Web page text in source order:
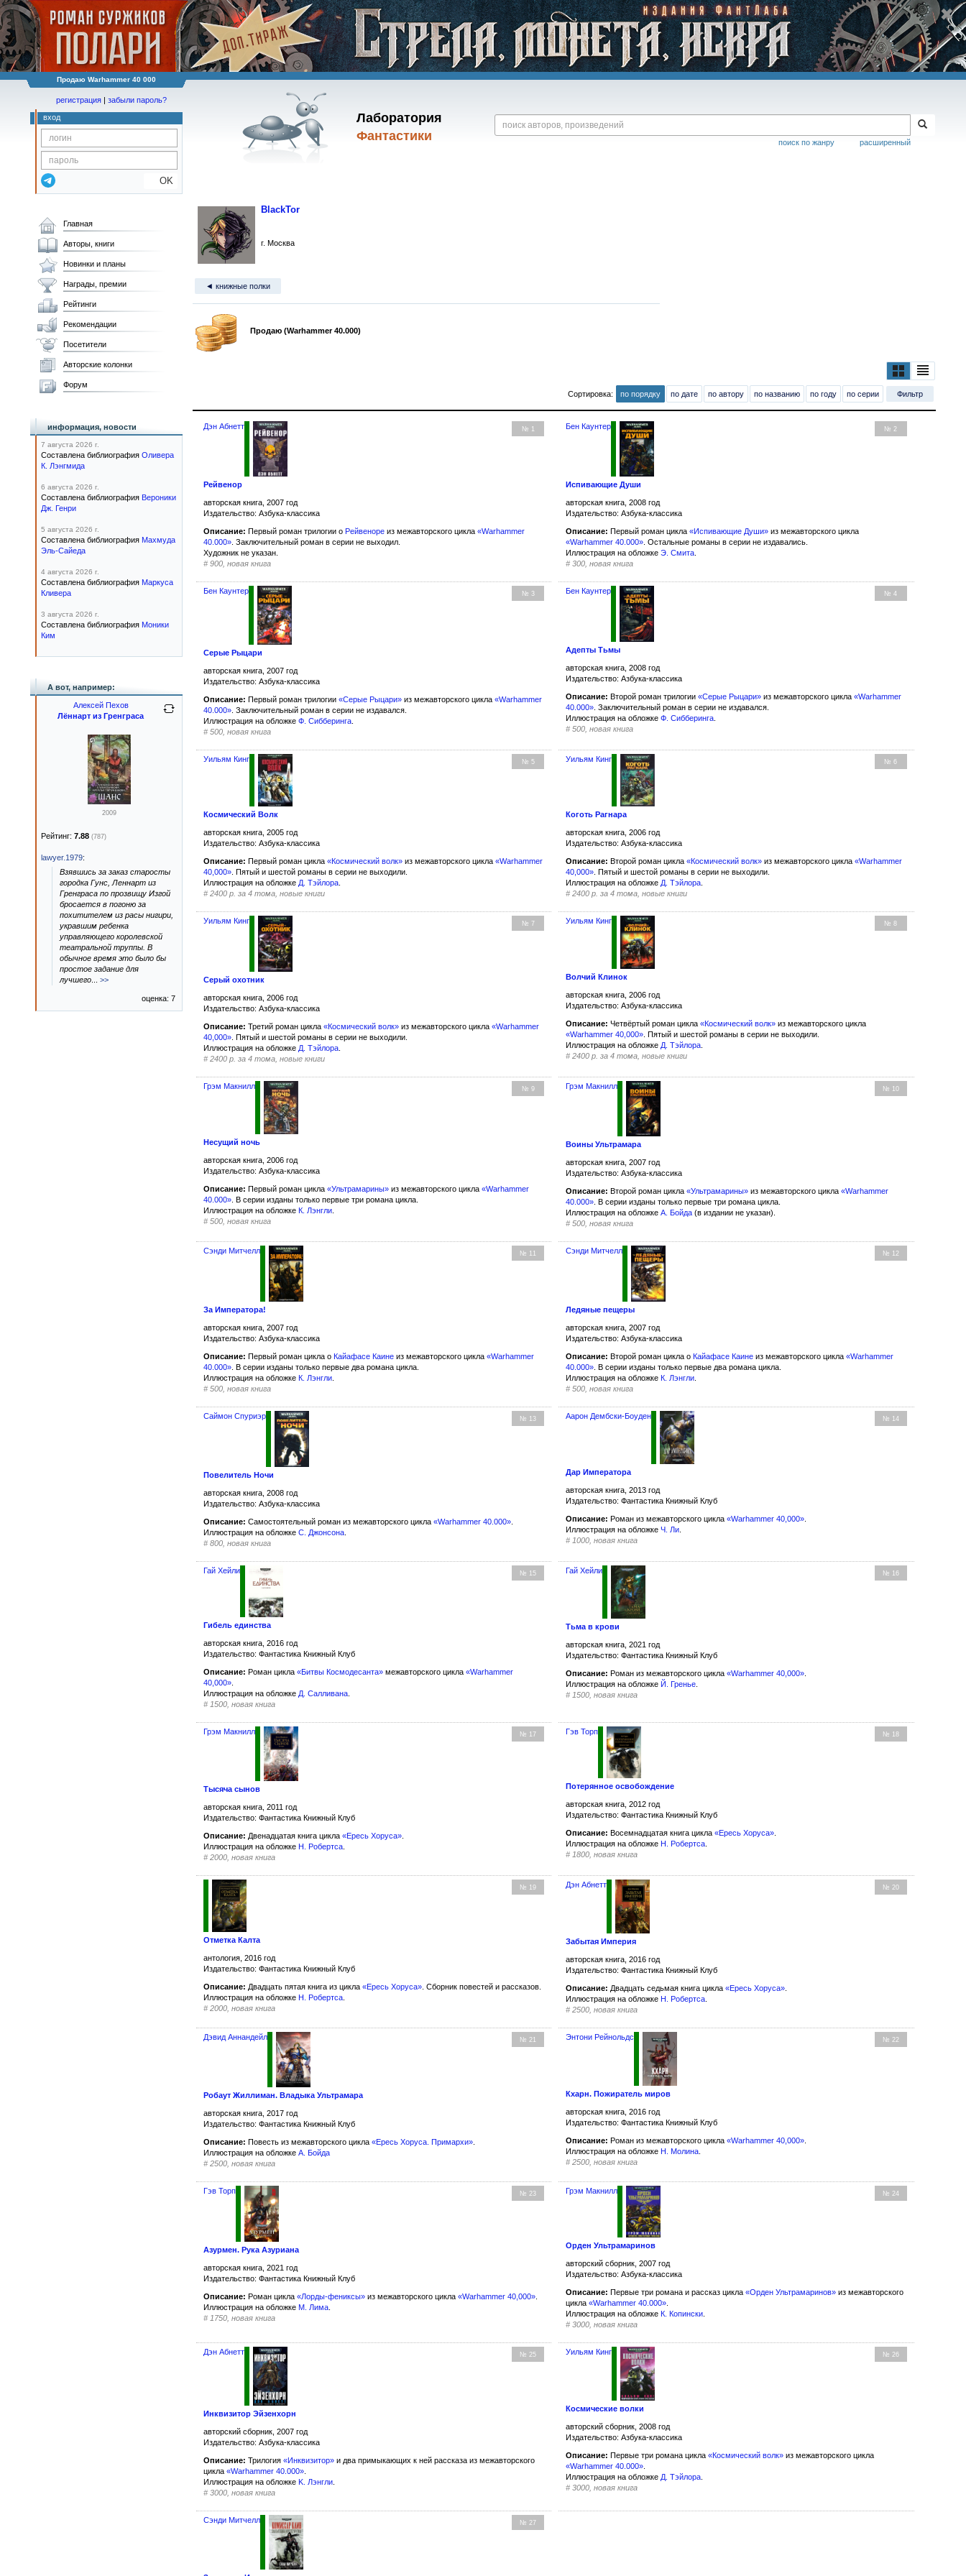
Продаю Warhammer 40 000
Лаборатория
Фантастики
расширенный
поиск по жанру
регистрация | забыли пароль?
вход
OK
BlackTor
г. Москва
◄ книжные полки
Продаю (Warhammer 40.000)
Сортировка: по порядку по дате по автору по названию по году по серии Фильтр
№ 1
Дэн Абнетт
Рейвенор
авторская книга, 2007 год
Издательство: Азбука-классика
Описание: Первый роман трилогии о Рейвеноре из межавторского цикла «Warhammer
40.000» . Заключительный роман в серии не выходил.
Художник не указан.
# 900, новая книга
№ 2
Бен Каунтер
Испивающие Души
авторская книга, 2008 год
Издательство: Азбука-классика
Описание: Первый роман цикла«Испивающие Души» из межавторского цикла
«Warhammer 40.000» . Остальные романы в серии не издавались.
Иллюстрация на обложкеЭ. Смита
#300, новая книга
№ 3
Бен Каунтер
Серые Рыцари
авторская книга, 2007 год
Издательство: Азбука-классика
Описание: Первый роман трилогии «Серые Рыцари» из межавторского цикла «Warhammer
40.000» . Заключительный роман в серии не издавался.
Иллюстрация на обложке Ф. Сибберинга
# 500, новая книга
№ 4
Бен Каунтер
Адепты Тьмы
авторская книга, 2008 год
Издательство: Азбука-классика
Описание: Второй роман трилогии«Серые Рыцари» из межавторского цикла«Warhammer
40.000» . Заключительный роман в серии не издавался.
Иллюстрация на обложкеФ. Сибберинга
#500, новая книга
№ 5
Уильям Кинг
Космический Волк
авторская книга, 2005 год
Издательство: Азбука-классика
Описание: Первый роман цикла «Космический волк» из межавторского цикла «Warhammer
40,000» . Пятый и шестой романы в серии не выходили.
Иллюстрация на обложке Д. Тэйлора
# 2400 р. за 4 тома, новые книги
№ 6
Уильям Кинг
Коготь Рагнара
авторская книга, 2006 год
Издательство: Азбука-классика
Описание: Второй роман цикла«Космический волк» из межавторского цикла«Warhammer
40,000» . Пятый и шестой романы в серии не выходили.
Иллюстрация на обложке Д. Тэйлора
#2400 р. за 4 тома, новые книги
№ 7
Уильям Кинг
Серый охотник
авторская книга, 2006 год
Издательство: Азбука-классика
Описание: Третий роман цикла «Космический волк» из межавторского цикла «Warhammer
40,000» . Пятый и шестой романы в серии не выходили.
Иллюстрация на обложке Д. Тэйлора
# 2400 р. за 4 тома, новые книги
№ 8
Уильям Кинг
Волчий Клинок
авторская книга, 2006 год
Издательство: Азбука-классика
Описание: Четвёртый роман цикла«Космический волк» из межавторского цикла
«Warhammer 40,000» . Пятый и шестой романы в серии не выходили.
Иллюстрация на обложке Д. Тэйлора
#2400 р. за 4 тома, новые книги
№ 9
Грэм Макнилл
Несущий ночь
авторская книга, 2006 год
Издательство: Азбука-классика
Описание: Первый роман цикла «Ультрамарины» из межавторского цикла «Warhammer
40.000» . В серии изданы только первые три романа цикла.
Иллюстрация на обложке К. Лэнгли
# 500, новая книга
№ 10
Грэм Макнилл
Воины Ультрамара
авторская книга, 2007 год
Издательство: Азбука-классика
Описание: Второй роман цикла«Ультрамарины» из межавторского цикла«Warhammer
40.000». В серии изданы только первые три романа цикла.
Иллюстрация на обложкеА. Бойда (в издании не указан).
#500, новая книга
№ 11
Сэнди Митчелл
За Императора!
авторская книга, 2007 год
Издательство: Азбука-классика
Описание: Первый роман цикла о Кайафасе Каине из межавторского цикла «Warhammer
40.000» . В серии изданы только первые два романа цикла.
Иллюстрация на обложке К. Лэнгли
# 500, новая книга
№ 12
Сэнди Митчелл
Ледяные пещеры
авторская книга, 2007 год
Издательство: Азбука-классика
Описание: Второй роман цикла о Кайафасе Каине из межавторского цикла«Warhammer
40.000» . В серии изданы только первые два романа цикла.
Иллюстрация на обложке К. Лэнгли
#500, новая книга
№ 13
Саймон Спуриэр
Повелитель Ночи
авторская книга, 2008 год
Издательство: Азбука-классика
Описание: Самостоятельный роман из межавторского цикла «Warhammer 40.000»
Иллюстрация на обложке С. Джонсона
# 800, новая книга
№ 14
Аарон Дембски-Боуден
Дар Императора
авторская книга, 2013 год
Издательство: Фантастика Книжный Клуб
Описание: Роман из межавторского цикла«Warhammer 40,000»
Иллюстрация на обложкеЧ. Ли
# 1000, новая книга
№ 15
Гай Хейли
Гибель единства
авторская книга, 2016 год
Издательство: Фантастика Книжный Клуб
Описание: Роман цикла «Битвы Космодесанта» межавторского цикла «Warhammer
40,000»
Иллюстрация на обложке Д. Салливана
# 1500, новая книга
№ 16
Гай Хейли
Тьма в крови
авторская книга, 2021 год
Издательство: Фантастика Книжный Клуб
Описание: Роман из межавторского цикла«Warhammer 40,000»
Иллюстрация на обложке Й. Гренье
# 1500, новая книга
№ 17
Грэм Макнилл
Тысяча сынов
авторская книга, 2011 год
Издательство: Фантастика Книжный Клуб
Описание: Двенадцатая книга цикла «Ересь Хоруса»
Иллюстрация на обложке Н. Робертса
# 2000, новая книга
№ 18
Гэв Торп
Потерянное освобождение
авторская книга, 2012 год
Издательство: Фантастика Книжный Клуб
Описание: Восемнадцатая книга цикла«Ересь Хоруса».
Иллюстрация на обложке Н. Робертса.
#1800, новая книга
№ 19
Отметка Калта
антология, 2016 год
Издательство: Фантастика Книжный Клуб
Описание: Двадцать пятая книга из цикла «Ересь Хоруса» . Сборник повестей и рассказов.
Иллюстрация на обложке Н. Робертса
# 2000, новая книга
№ 20
Дэн Абнетт
Забытая Империя
авторская книга, 2016 год
Издательство: Фантастика Книжный Клуб
Описание: Двадцать седьмая книга цикла«Ересь Хоруса»
Иллюстрация на обложке Н. Робертса
#2500, новая книга
№ 21
Дэвид Аннандейл
Робаут Жиллиман. Владыка Ультрамара
авторская книга, 2017 год
Издательство: Фантастика Книжный Клуб
Описание: Повесть из межавторского цикла «Ересь Хоруса. Примархи».
Иллюстрация на обложке А. Бойда
# 2500, новая книга
№ 22
Энтони Рейнольдс
Кхарн. Пожиратель миров
авторская книга, 2016 год
Издательство: Фантастика Книжный Клуб
Описание: Роман из межавторского цикла«Warhammer 40,000»
Иллюстрация на обложке Н. Молина
#2500, новая книга
№ 23
Гэв Торп
Азурмен. Рука Азуриана
авторская книга, 2021 год
Издательство: Фантастика Книжный Клуб
Описание: Роман цикла «Лорды-фениксы» из межавторского цикла «Warhammer 40,000»
Иллюстрация на обложке М. Лима
# 1750, новая книга
№ 24
Грэм Макнилл
Орден Ультрамаринов
авторский сборник, 2007 год
Издательство: Азбука-классика
Описание: Первые три романа и рассказ цикла«Орден Ультрамаринов» из межавторского
цикла«Warhammer 40.000».
Иллюстрация на обложке К. Копински.
#3000, новая книга
№ 25
Дэн Абнетт
Инквизитор Эйзенхорн
авторский сборник, 2007 год
Издательство: Азбука-классика
Описание: Трилогия «Инквизитор» и два примыкающих к ней рассказа из межавторского
цикла «Warhammer 40.000»
Иллюстрация на обложке K. Лэнгли
# 3000, новая книга
№ 26
Уильям Кинг
Космические волки
авторский сборник, 2008 год
Издательство: Азбука-классика
Описание: Первые три романа цикла«Космический волк» из межавторского цикла
«Warhammer 40.000»
Иллюстрация на обложке Д. Тэйлора
#3000, новая книга
№ 27
Сэнди Митчелл
Главная
Авторы, книги
Новинки и планы
Награды, премии
Рейтинги
Рекомендации
Посетители
Авторские колонки
Форум
информация, новости
7 августа 2026 г.
Составлена библиография Оливера
К. Лэнгмида
6 августа 2026 г.
Составлена библиография Вероники
Дж. Генри
5 августа 2026 г.
Составлена библиография Махмуда
Эль-Сайеда
4 августа 2026 г.
Составлена библиография Маркуса
Кливера
3 августа 2026 г.
Составлена библиография Моники
Ким
А вот, например:
Алексей Пехов
Лённарт из Гренграса
2009
Рейтинг: 7.88 (787)
lawyer.1979:
Взявшись за заказ старосты
городка Гунс, Леннарт из
Гренграса по прозвищу Изгой
бросается в погоню за
похитителем из расы нигири,
укравшим ребенка
управляющего королевской
театральной труппы. В
обычное время это было бы
простое задание для
лучшего
>>
оценка: 7